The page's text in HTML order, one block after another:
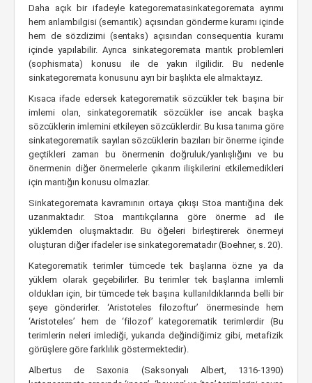
Daha açık bir ifadeyle kategorematasinkategoremata ayrımı
hem anlambilgisi (semantik) açısından gönderme kuramı içinde
hem de sözdizimi (sentaks) açısından consequentia kuramı
içinde yapılabilir. Ayrıca sinkategoremata mantık problemleri
(sophismata) konusu ile de yakın ilgilidir. Bu nedenle
sinkategoremata konusunu ayrı bir başlıkta ele almaktayız.
Kısaca ifade edersek kategorematik sözcükler tek başına bir
imlemi olan, sinkategorematik sözcükler ise ancak başka
sözcüklerin imlemini etkileyen sözcüklerdir. Bu kısa tanıma göre
sinkategorematik sayılan sözcüklerin bazıları bir önerme içinde
geçtikleri zaman bu önermenin doğruluk/yanlışlığını ve bu
önermenin diğer önermelerle çıkarım ilişkilerini etkilemedikleri
için mantığın konusu olmazlar.
Sinkategoremata kavramının ortaya çıkışı Stoa mantığına dek
uzanmaktadır. Stoa mantıkçılarına göre önerme ad ile
yüklemden oluşmaktadır. Bu öğeleri birleştirerek önermeyi
oluşturan diğer ifadeler ise sinkategorematadır (Boehner, s. 20).
Kategorematik terimler tümcede tek başlarına özne ya da
yüklem olarak geçebilirler. Bu terimler tek başlarına imlemli
oldukları için, bir tümcede tek başına kullanıldıklarında belli bir
şeye gönderirler. ‘Aristoteles filozoftur’ önermesinde hem
‘Aristoteles’ hem de ‘filozof’ kategorematik terimlerdir (Bu
terimlerin neleri imlediği, yukarıda değindiğimiz gibi, metafizik
görüşlere göre farklılık göstermektedir).
Albertus de Saxonia (Saksonyalı Albert, 1316-1390)